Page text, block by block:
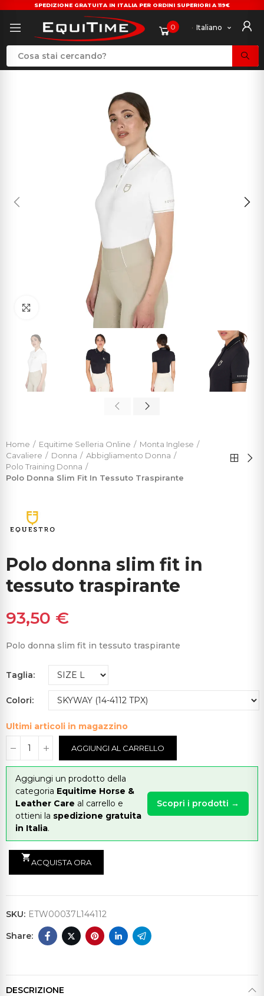
SPEDIZIONE GRATUITA IN ITALIA PER ORDINI SUPERIORI A 119€
0 Italiano
Click to enlarge
Home Equitime Selleria Online
Monta Inglese
Cavaliere
Donna
Abbigliamento Donna
Polo Training Donna
Polo Donna Slim Fit In Tessuto Traspirante
Polo donna slim fit in
tessuto traspirante
93,50 €
Polo donna slim fit in tessuto traspirante
Taglia
Colori
Ultimi articoli in magazzino
AGGIUNGI AL CARRELLO
Aggiungi un prodotto della
categoria Equitime Horse &
Leather Care al carrello e
ottieni la spedizione gratuita
in Italia.
Scopri i prodotti →
shopping_cart
ACQUISTA ORA
SKU: ETW00037L144112
DESCRIZIONE